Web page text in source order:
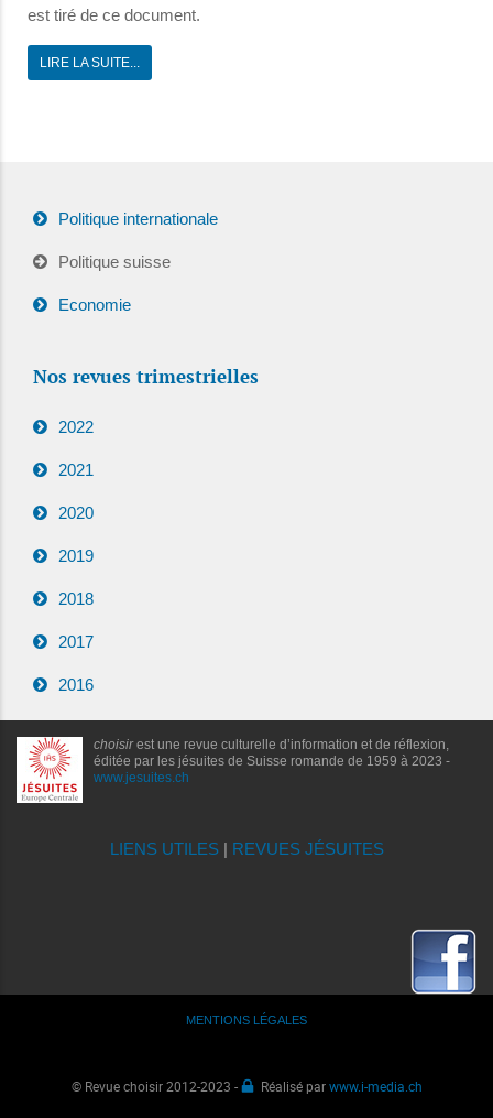
est tiré de ce document.
LIRE LA SUITE...
Politique internationale
Politique suisse
Economie
Nos revues trimestrielles
2022
2021
2020
2019
2018
2017
2016
choisirest une revue culturelle d’information et de réflexion,
éditée par les jésuites de Suisse romande de 1959 à 2023 -
www.jesuites.ch
LIENS UTILES| REVUES JÉSUITES
MENTIONS LÉGALES
© Revue choisir 2012-2023 - Réalisé parwww.i-media.ch